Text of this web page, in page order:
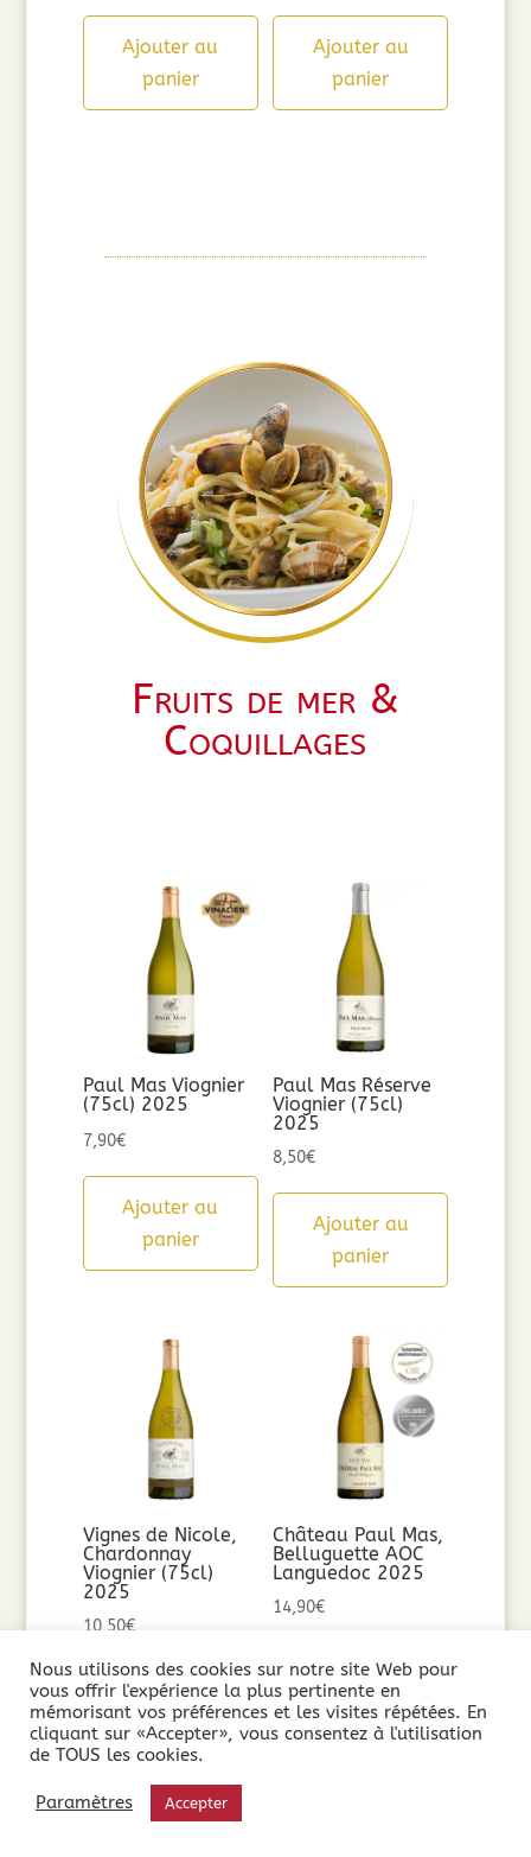
Ajouter au
panier
Ajouter au
panier
Fruits de mer &
Coquillages
Paul Mas Viognier
(75cl) 2025
7,90€
Ajouter au
panier
Paul Mas Réserve
Viognier (75cl)
2025
8,50€
Ajouter au
panier
Vignes de Nicole,
Chardonnay
Viognier (75cl)
2025
10,50€
Ajouter au
panier
Château Paul Mas,
Belluguette AOC
Languedoc 2025
14,90€
Ajouter au
panier
Nous utilisons des cookies sur notre site Web pour
vous offrir l'expérience la plus pertinente en
mémorisant vos préférences et les visites répétées. En
cliquant sur «Accepter», vous consentez à l'utilisation
de TOUS les cookies.
Paramètres Accepter